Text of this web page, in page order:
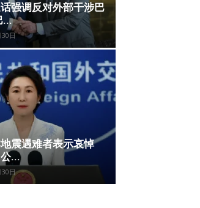
强调反对外部干涉巴
...
30日
震遇难者表示哀悼
...
30日